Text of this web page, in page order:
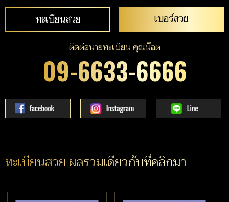
ทะเบียนสวย เบอร์สวย
ติดต่อนายทะเบียน คุณน๊อต
09-6633-6666
ทะเบียนสวย ผลรวมเดียวกับที่คลิกมา